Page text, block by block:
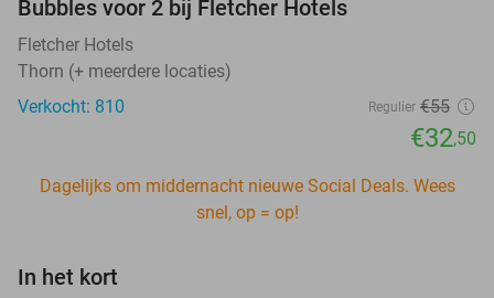
Bubbles voor 2 bij Fletcher Hotels
Fletcher Hotels
Thorn (+ meerdere locaties)
Verkocht: 810
Regulier €55
€32,50
Dagelijks om middernacht nieuwe Social Deals. Wees
snel, op = op!
In het kort